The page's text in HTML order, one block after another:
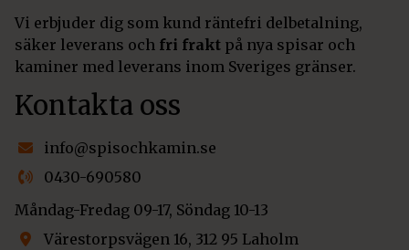
Vi erbjuder dig som kund räntefri delbetalning,
säker leverans och fri frakt på nya spisar och
kaminer med leverans inom Sveriges gränser.
Kontakta oss
info@spisochkamin.se
0430-690580
Måndag-Fredag 09-17, Söndag 10-13
Värestorpsvägen 16, 312 95 Laholm